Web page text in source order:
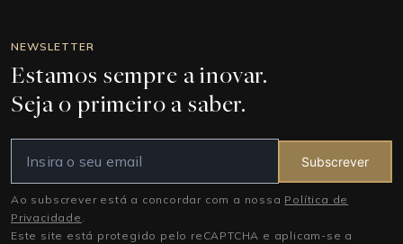
NEWSLETTER
Estamos sempre a inovar.
Seja o primeiro a saber.
Subscrever
Ao subscrever está a concordar com a nossa Política de
Privacidade .
Este site está protegido pelo reCAPTCHA e aplicam-se a